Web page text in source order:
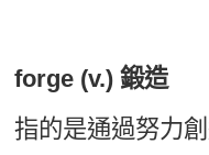
forge (v.) 鍛造
指的是通過努力